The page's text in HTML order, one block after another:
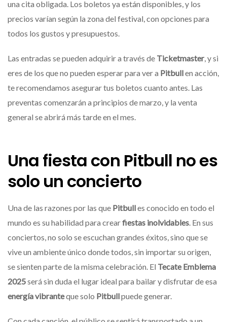
una cita obligada. Los boletos ya están disponibles, y los
precios varían según la zona del festival, con opciones para
todos los gustos y presupuestos.
Las entradas se pueden adquirir a través de Ticketmaster, y si
eres de los que no pueden esperar para ver a Pitbullen acción,
te recomendamos asegurar tus boletos cuanto antes. Las
preventas comenzarán a principios de marzo, y la venta
general se abrirá más tarde en el mes.
Una fiesta con Pitbull no es
solo un concierto
Una de las razones por las que Pitbulles conocido en todo el
mundo es su habilidad para crearfiestas inolvidables . En sus
conciertos, no solo se escuchan grandes éxitos, sino que se
vive un ambiente único donde todos, sin importar su origen,
se sienten parte de la misma celebración. El Tecate Emblema
2025será sin duda el lugar ideal para bailar y disfrutar de esa
energía vibranteque solo Pitbullpuede generar.